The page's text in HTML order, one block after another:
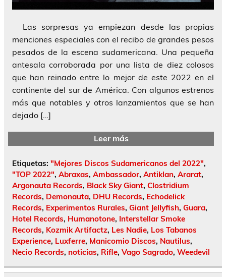
Las sorpresas ya empiezan desde las propias
menciones especiales con el recibo de grandes pesos
pesados de la escena sudamericana. Una pequeña
antesala corroborada por una lista de diez colosos
que han reinado entre lo mejor de este 2022 en el
continente del sur de América. Con algunos estrenos
más que notables y otros lanzamientos que se han
dejado […]
Leer más
Etiquetas: "Mejores Discos Sudamericanos del 2022",
"TOP 2022", Abraxas, Ambassador, Antiklan, Ararat,
Argonauta Records, Black Sky Giant, Clostridium
Records, Demonauta, DHU Records, Echodelick
Records, Experimentos Rurales, Giant Jellyfish, Guara,
Hotel Records, Humanotone, Interstellar Smoke
Records, Kozmik Artifactz, Les Nadie, Los Tabanos
Experience, Luxferre, Manicomio Discos, Nautilus,
Necio Records, noticias, Rifle, Vago Sagrado, Weedevil